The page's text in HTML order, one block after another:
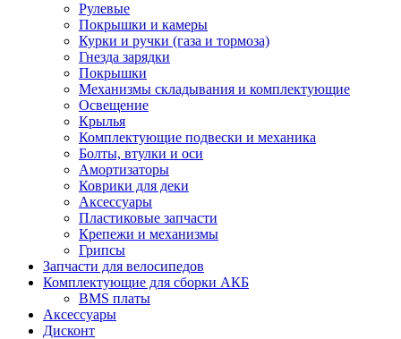
Рулевые
Покрышки и камеры
Курки и ручки (газа и тормоза)
Гнезда зарядки
Покрышки
Механизмы складывания и комплектующие
Освещение
Крылья
Комплектующие подвески и механика
Болты, втулки и оси
Амортизаторы
Коврики для деки
Аксессуары
Пластиковые запчасти
Крепежи и механизмы
Грипсы
Запчасти для велосипедов
Комплектующие для сборки АКБ
BMS платы
Аксессуары
Дисконт